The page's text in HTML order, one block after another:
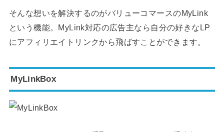
そんな想いを解決するのがバリューコマースのMyLink
という機能。MyLink対応の広告主なら自分の好きなLP
にアフィリエイトリンクから飛ばすことができます。
MyLinkBox